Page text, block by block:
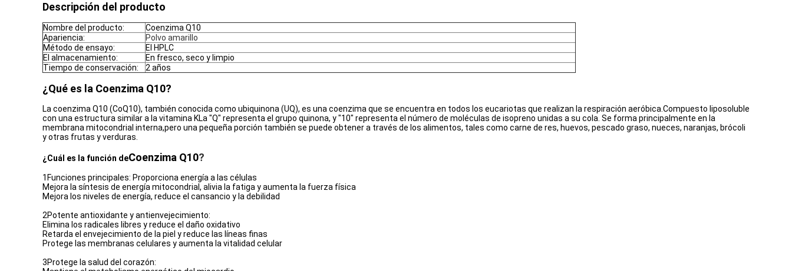
Descripción del producto
Nombre del producto:
Coenzima Q10
Apariencia:
Polvo amarillo
Método de ensayo:
El HPLC
El almacenamiento:
En fresco, seco y limpio
Tiempo de conservación:
2 años
¿Qué es la Coenzima Q10?
La coenzima Q10 (CoQ10), también conocida como ubiquinona (UQ), es una coenzima que se encuentra en todos los eucariotas que realizan la respiración aeróbica.Compuesto liposoluble
con una estructura similar a la vitamina KLa "Q" representa el grupo quinona, y "10" representa el número de moléculas de isopreno unidas a su cola. Se forma principalmente en la
membrana mitocondrial interna,pero una pequeña porción también se puede obtener a través de los alimentos, tales como carne de res, huevos, pescado graso, nueces, naranjas, brócoli
y otras frutas y verduras.
¿Cuál es la función deCoenzima Q10?
1Funciones principales: Proporciona energía a las células
Mejora la síntesis de energía mitocondrial, alivia la fatiga y aumenta la fuerza física
Mejora los niveles de energía, reduce el cansancio y la debilidad
2Potente antioxidante y antienvejecimiento:
Elimina los radicales libres y reduce el daño oxidativo
Retarda el envejecimiento de la piel y reduce las líneas finas
Protege las membranas celulares y aumenta la vitalidad celular
3Protege la salud del corazón: